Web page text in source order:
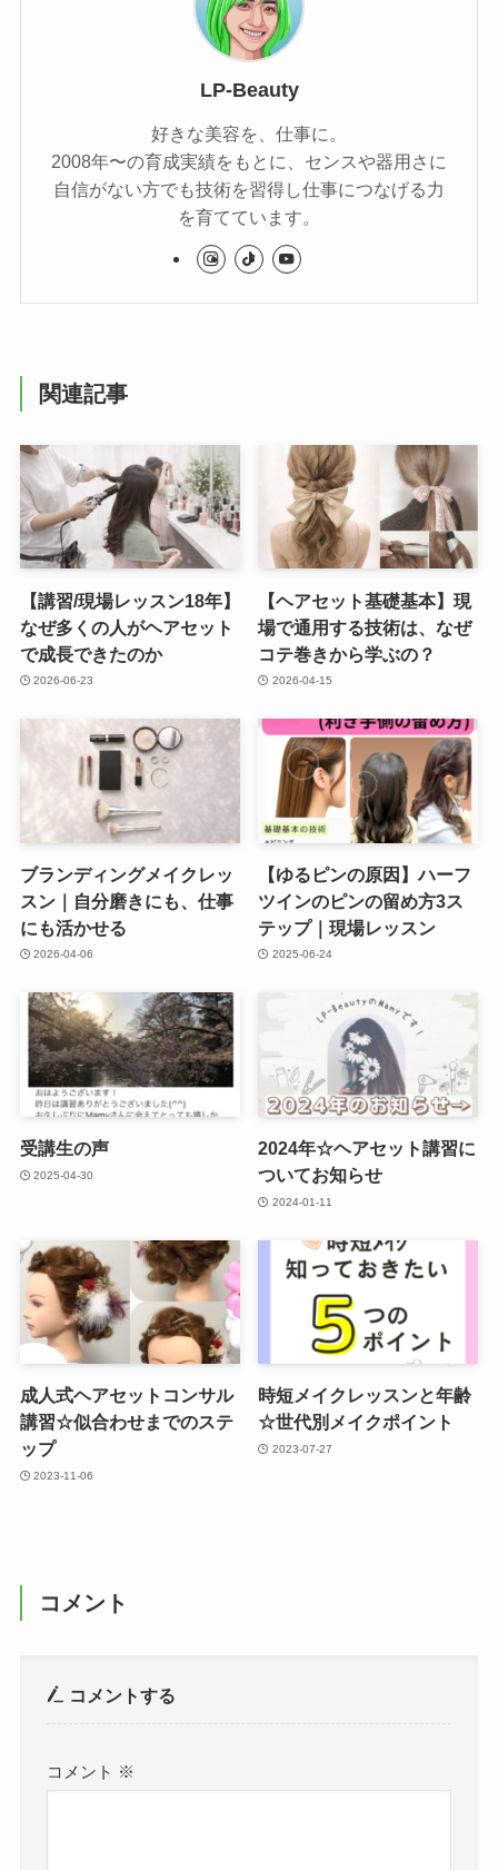
LP-Beauty
好きな美容を、仕事に。
2008年〜の育成実績をもとに、センスや器用さに
自信がない方でも技術を習得し仕事につなげる力
を育てています。
関連記事
【講習/現場レッスン18年】
なぜ多くの人がヘアセット
で成長できたのか
2026-06-23
【ヘアセット基礎基本】現
場で通用する技術は、なぜ
コテ巻きから学ぶの？
2026-04-15
ブランディングメイクレッ
スン｜自分磨きにも、仕事
にも活かせる
2026-04-06
【ゆるピンの原因】ハーフ
ツインのピンの留め方3ス
テップ｜現場レッスン
2025-06-24
受講生の声
2025-04-30
2024年☆ヘアセット講習に
ついてお知らせ
2024-01-11
成人式ヘアセットコンサル
講習☆似合わせまでのステ
ップ
2023-11-06
時短メイクレッスンと年齢
☆世代別メイクポイント
2023-07-27
コメント
コメントする
コメント ※